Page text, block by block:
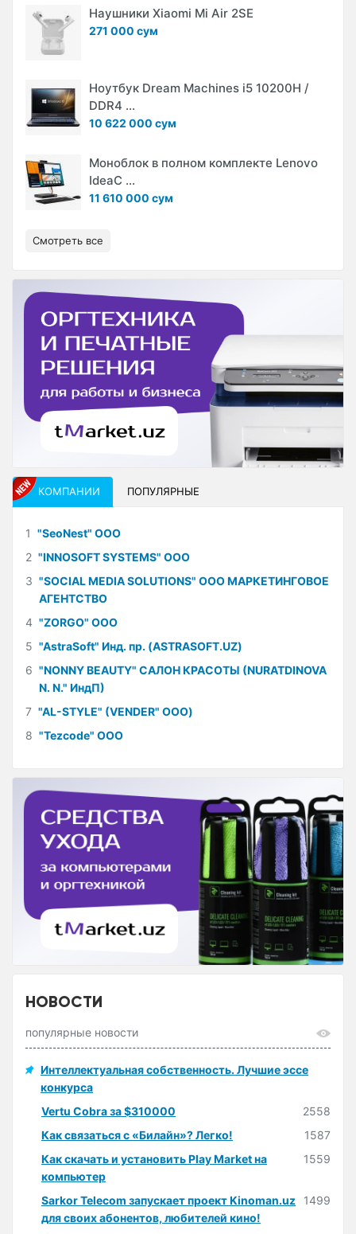
Наушники Xiaomi Mi Air 2SE
271 000 сум
Ноутбук Dream Machines i5 10200H /
DDR4 ...
10 622 000 сум
Моноблок в полном комплекте Lenovo
IdeaC ...
11 610 000 сум
Смотреть все
КОМПАНИИ ПОПУЛЯРНЫЕ
1 "SeoNest" ООО
2 "INNOSOFT SYSTEMS" ООО
3 "SOCIAL MEDIA SOLUTIONS" ООО МАРКЕТИНГОВОЕ
АГЕНТСТВО
4 "ZORGO" ООО
5 "AstraSoft" Инд. пр. (ASTRASOFT.UZ)
6 "NONNY BEAUTY" САЛОН КРАСОТЫ (NURATDINOVA
N. N." ИндП)
7 "AL-STYLE" (VENDER" ООО)
8 "Tezcode" ООО
НОВОСТИ
популярные новости
Интеллектуальная собственность. Лучшие эссе
конкурса
Vertu Cobra за $310000
2558
Как связаться с «Билайн»? Легко!
1587
Как скачать и установить Play Market на
компьютер
1559
Sarkor Telecom запускает проект Kinoman.uz
для своих абонентов, любителей кино!
1499